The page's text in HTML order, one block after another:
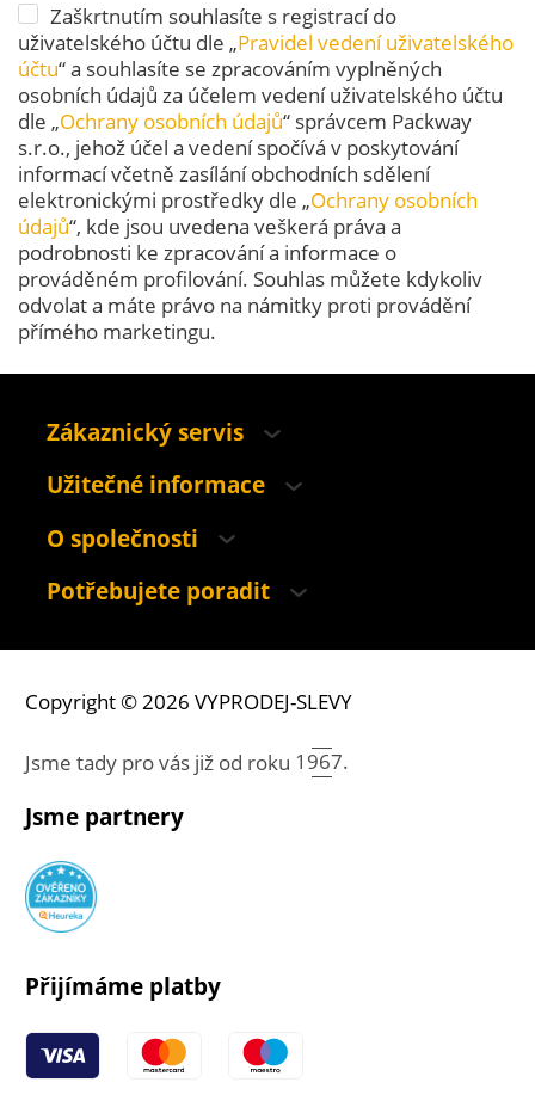
Zaškrtnutím souhlasíte s registrací do
uživatelského účtu dle „Pravidel vedení uživatelského
účtu“ a souhlasíte se zpracováním vyplněných
osobních údajů za účelem vedení uživatelského účtu
dle „Ochrany osobních údajů“ správcem Packway
s.r.o., jehož účel a vedení spočívá v poskytování
informací včetně zasílání obchodních sdělení
elektronickými prostředky dle „Ochrany osobních
údajů“, kde jsou uvedena veškerá práva a
podrobnosti ke zpracování a informace o
prováděném profilování. Souhlas můžete kdykoliv
odvolat a máte právo na námitky proti provádění
přímého marketingu.
Zákaznický servis
Užitečné informace
O společnosti
Potřebujete poradit
Copyright © 2026 VYPRODEJ-SLEVY
Jsme tady pro vás již od roku 1967.
Jsme partnery
Přijímáme platby